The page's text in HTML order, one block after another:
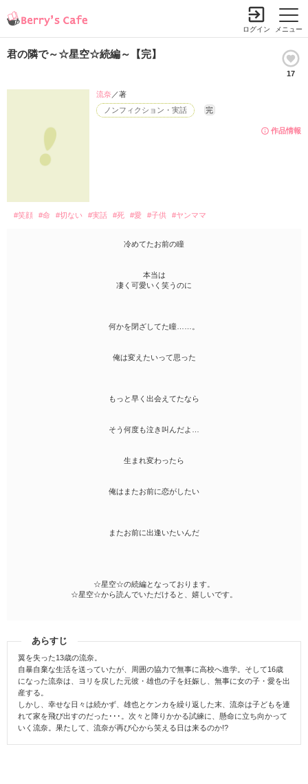
メニュー
ログイン
君の隣で～☆星空☆続編～【完】
17
作品情報
ノンフィクション・実話 完
流奈／著
#笑顔 #命 #切ない #実話 #死 #愛 #子供 #ヤンママ
冷めてたお前の瞳
本当は
凄く可愛いく笑うのに
何かを閉ざしてた瞳……。
俺は変えたいって思った
もっと早く出会えてたなら
そう何度も泣き叫んだよ…
生まれ変わったら
俺はまたお前に恋がしたい
またお前に出逢いたいんだ
☆星空☆の続編となっております。
☆星空☆から読んでいただけると、嬉しいです。
あらすじ
翼を失った13歳の流奈。
自暴自棄な生活を送っていたが、周囲の協力で無事に高校へ進学。そして16歳
になった流奈は、ヨリを戻した元彼・雄也の子を妊娠し、無事に女の子・愛を出
産する。
しかし、幸せな日々は続かず、雄也とケンカを繰り返した末、流奈は子どもを連
れて家を飛び出すのだった･･･。次々と降りかかる試練に、懸命に立ち向かって
いく流奈。果たして、流奈が再び心から笑える日は来るのか!?